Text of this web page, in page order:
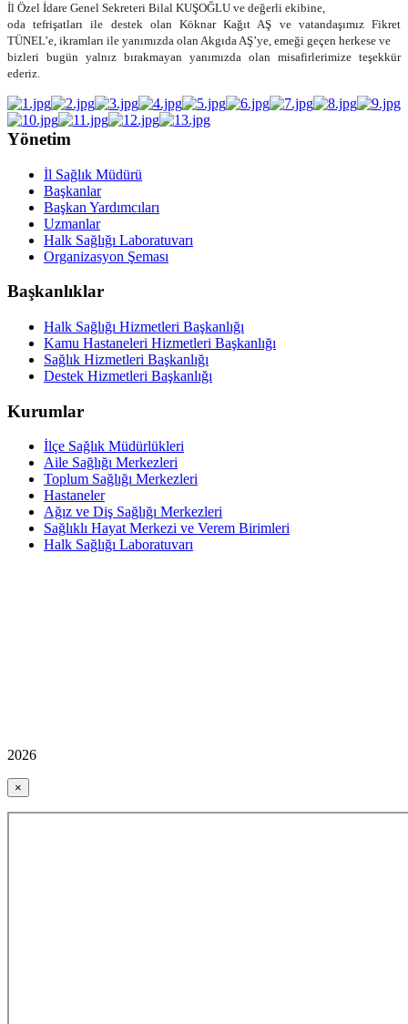
İl Özel İdare Genel Sekreteri Bilal KUŞOĞLU ve değerli ekibine,
oda tefrişatları ile destek olan Köknar Kağıt AŞ ve vatandaşımız Fikret
TÜNEL’e, ikramları ile yanımızda olan Akgıda AŞ’ye, emeği geçen herkese ve
bizleri bugün yalnız bırakmayan yanımızda olan misafirlerimize teşekkür
ederiz.
Yönetim
İl Sağlık Müdürü
Başkanlar
Başkan Yardımcıları
Uzmanlar
Halk Sağlığı Laboratuvarı
Organizasyon Şeması
Başkanlıklar
Halk Sağlığı Hizmetleri Başkanlığı
Kamu Hastaneleri Hizmetleri Başkanlığı
Sağlık Hizmetleri Başkanlığı
Destek Hizmetleri Başkanlığı
Kurumlar
İlçe Sağlık Müdürlükleri
Aile Sağlığı Merkezleri
Toplum Sağlığı Merkezleri
Hastaneler
Ağız ve Diş Sağlığı Merkezleri
Sağlıklı Hayat Merkezi ve Verem Birimleri
Halk Sağlığı Laboratuvarı
2026
×